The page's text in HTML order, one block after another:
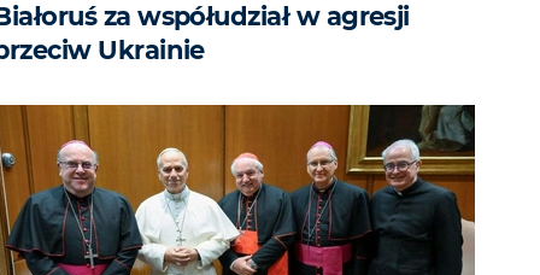
za współudział w agresji
Ukrainie